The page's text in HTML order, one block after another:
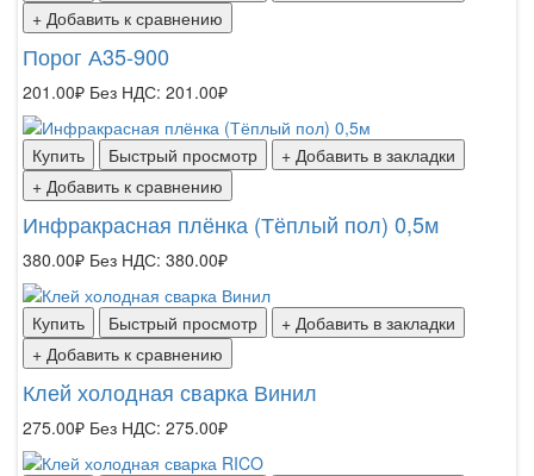
+ Добавить к сравнению
Порог А35-900
201.00₽ Без НДС: 201.00₽
Купить Быстрый просмотр
+ Добавить в закладки
+ Добавить к сравнению
Инфракрасная плёнка (Тёплый пол) 0,5м
380.00₽ Без НДС: 380.00₽
Купить Быстрый просмотр
+ Добавить в закладки
+ Добавить к сравнению
Клей холодная сварка Винил
275.00₽ Без НДС: 275.00₽